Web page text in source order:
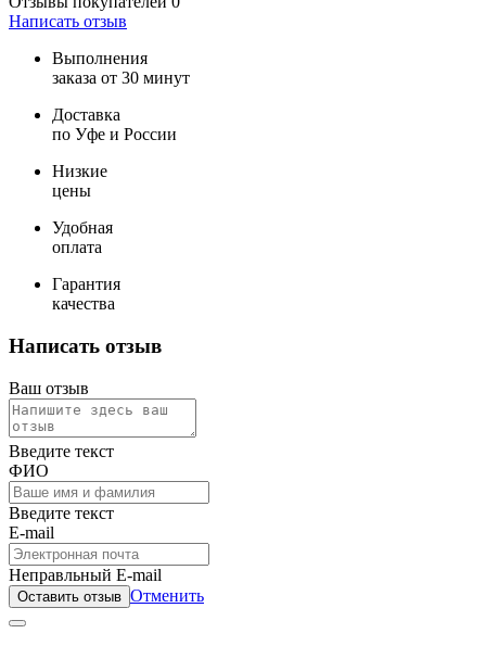
Написать отзыв
Выполнения
заказа от 30 минут
Доставка
по Уфе и России
Низкие
цены
Удобная
оплата
Гарантия
качества
Написать отзыв
Ваш отзыв
Введите текст
ФИО
Введите текст
E-mail
Неправльный E-mail
Оставить отзыв Отменить